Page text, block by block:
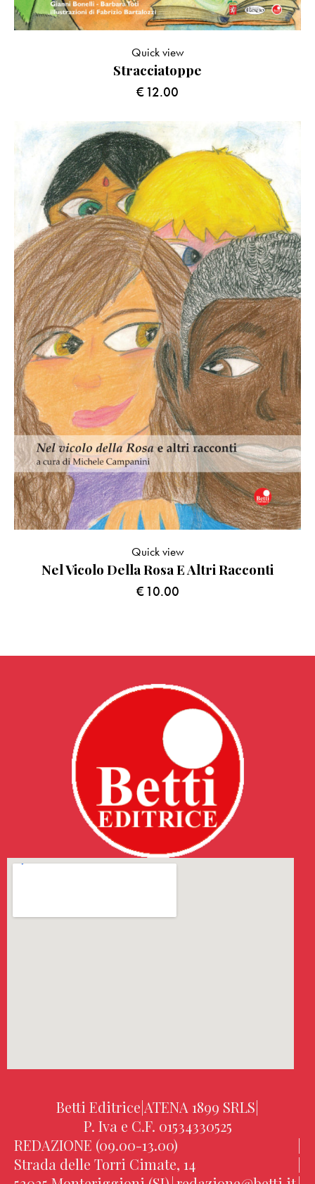
Stracciatoppe
€12.00
Quick view
Nel Vicolo Della Rosa E Altri Racconti
€10.00
Quick view
Betti Editrice ATENA 1899 SRLS
P. Iva e C.F. 01534330525
REDAZIONE (09.00-13.00)
Strada delle Torri Cimate, 14